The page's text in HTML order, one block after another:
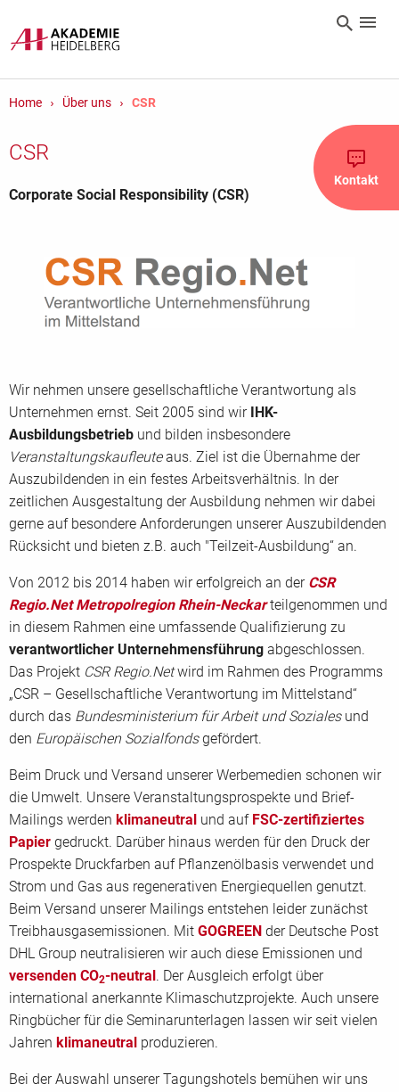
Kontakt
Home Über uns CSR
CSR
Corporate Social Responsibility (CSR)
Wir nehmen unsere gesellschaftliche Verantwortung als
Unternehmen ernst. Seit 2005 sind wirIHK-
Ausbildungsbetrieb und bilden insbesondere
Veranstaltungskaufleuteaus. Ziel ist die Übernahme der
Auszubildenden in ein festes Arbeitsverhältnis. In der
zeitlichen Ausgestaltung der Ausbildung nehmen wir dabei
gerne auf besondere Anforderungen unserer Auszubildenden
Rücksicht und bieten z.B. auch "Teilzeit-Ausbildung“ an.
Von 2012 bis 2014 haben wir erfolgreich an der CSR
Regio.Net Metropolregion Rhein-Neckarteilgenommen und
in diesem Rahmen eine umfassende Qualifizierung zu
verantwortlicher Unternehmensführung abgeschlossen.
Das Projekt CSR Regio.Netwird im Rahmen des Programms
„CSR – Gesellschaftliche Verantwortung im Mittelstand“
durch das Bundesministerium für Arbeit und Soziales und
den Europäischen Sozialfondsgefördert.
Beim Druck und Versand unserer Werbemedien schonen wir
die Umwelt. Unsere Veranstaltungsprospekte und Brief-
Mailings werden klimaneutral und auf FSC-zertifiziertes
Papier gedruckt. Darüber hinaus werden für den Druck der
Prospekte Druckfarben auf Pflanzenölbasis verwendet und
Strom und Gas aus regenerativen Energiequellen genutzt.
Beim Versand unserer Mailings entstehen leider zunächst
Treibhausgasemissionen. Mit GOGREEN der Deutsche Post
DHL Group neutralisieren wir auch diese Emissionen und
versenden CO2-neutral. Der Ausgleich erfolgt über
international anerkannte Klimaschutzprojekte. Auch unsere
Ringbücher für die Seminarunterlagen lassen wir seit vielen
Jahren klimaneutral produzieren.
Bei der Auswahl unserer Tagungshotels bemühen wir uns